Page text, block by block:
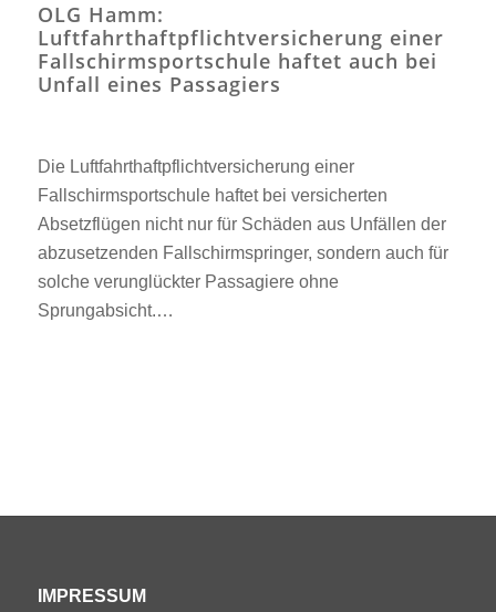
OLG Hamm:
Luftfahrthaftpflichtversicherung einer
Fallschirmsportschule haftet auch bei
Unfall eines Passagiers
Die Luftfahrthaftpflichtversicherung einer
Fallschirmsportschule haftet bei versicherten
Absetzflügen nicht nur für Schäden aus Unfällen der
abzusetzenden Fallschirmspringer, sondern auch für
solche verunglückter Passagiere ohne
Sprungabsicht.…
IMPRESSUM